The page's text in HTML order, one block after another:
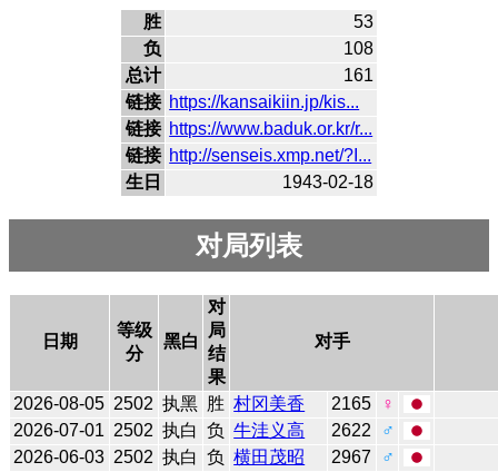
胜
53
负
108
总计
161
链接 https://kansaikiin.jp/kis...
链接 https://www.baduk.or.kr/r...
链接 http://senseis.xmp.net/?I...
生日
1943-02-18
对局列表
日期
等级
分
黑白
对
局
结
果
对手
2026-08-05 2502 执黑 胜 村冈美香 2165
♀
2026-07-01 2502 执白 负 牛洼义高 2622
♂
2026-06-03 2502 执白 负 横田茂昭 2967
♂